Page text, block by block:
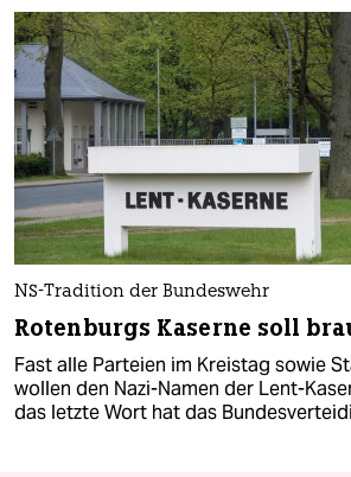
NS-Tradition der Bundeswehr
Rotenburgs Kaserne soll
Fast alle Parteien im Kreistag sowie
wollen den Nazi-Namen der Lent-
das letzte Wort hat das